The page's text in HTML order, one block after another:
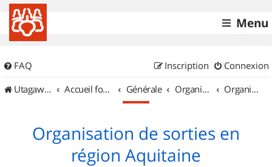
Menu
FAQ Connexion
Inscription
UtagawaVTT (Randos VTT et VTTAE avec traces GPS)
Accueil forum Générale Organisation de sorties & Recherche de partenaires Organisation de sorties en région Aquitaine
Organisation de sorties en
région Aquitaine